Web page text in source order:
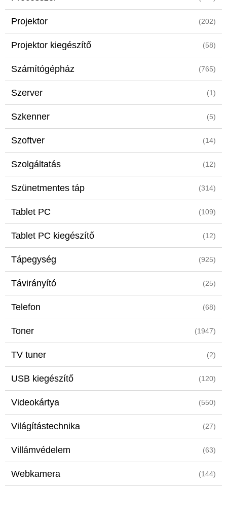
Projektor (202)
Projektor kiegészítő (58)
Számítógépház (765)
Szerver (1)
Szkenner (5)
Szoftver (14)
Szolgáltatás (12)
Szünetmentes táp (314)
Tablet PC (109)
Tablet PC kiegészítő (12)
Tápegység (925)
Távirányító (25)
Telefon (68)
Toner (1947)
TV tuner (2)
USB kiegészítő (120)
Videokártya (550)
Világítástechnika (27)
Villámvédelem (63)
Webkamera (144)